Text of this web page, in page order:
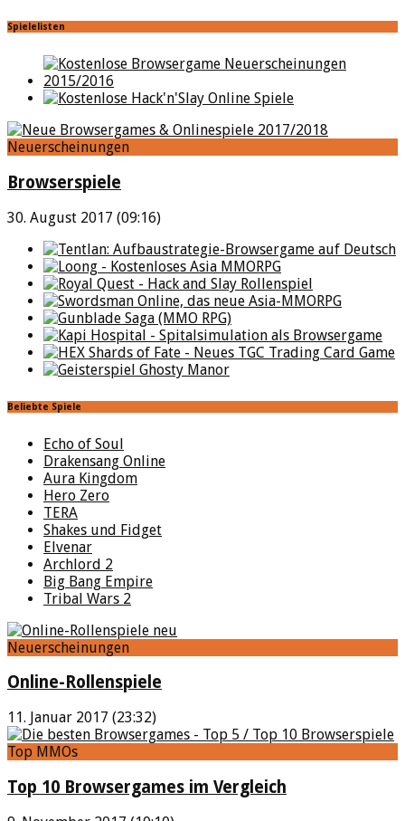
Spielelisten
Neuerscheinungen
Browserspiele
30. August 2017 (09:16)
Beliebte Spiele
Echo of Soul
Drakensang Online
Aura Kingdom
Hero Zero
TERA
Shakes und Fidget
Elvenar
Archlord 2
Big Bang Empire
Tribal Wars 2
Neuerscheinungen
Online-Rollenspiele
11. Januar 2017 (23:32)
Top MMOs
Top 10 Browsergames im Vergleich